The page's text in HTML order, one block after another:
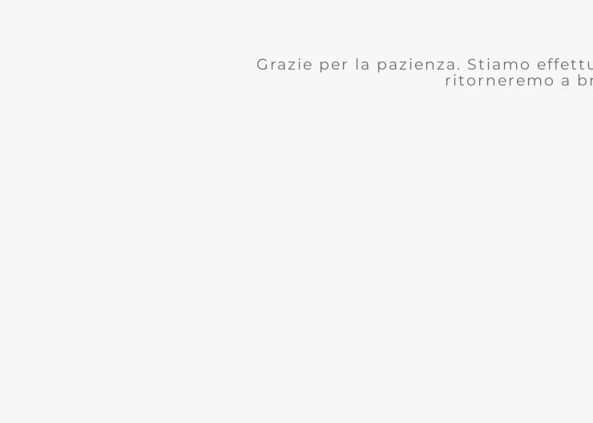
Grazie per la pazienza. Stiamo
ritorneremo a